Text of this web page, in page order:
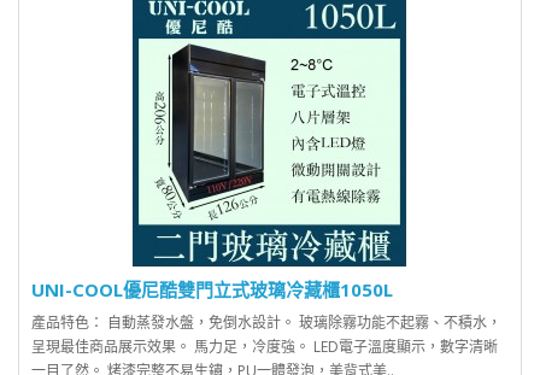
UNI-COOL優尼酷雙門立式玻璃冷藏櫃1050L
產品特色： 自動蒸發水盤，免倒水設計。 玻璃除霧功能不起霧、不積水，
呈現最佳商品展示效果。 馬力足，冷度強。 LED電子溫度顯示，數字清晰
一目了然。 烤漆完整不易生鏽，PU一體發泡，美背式美..